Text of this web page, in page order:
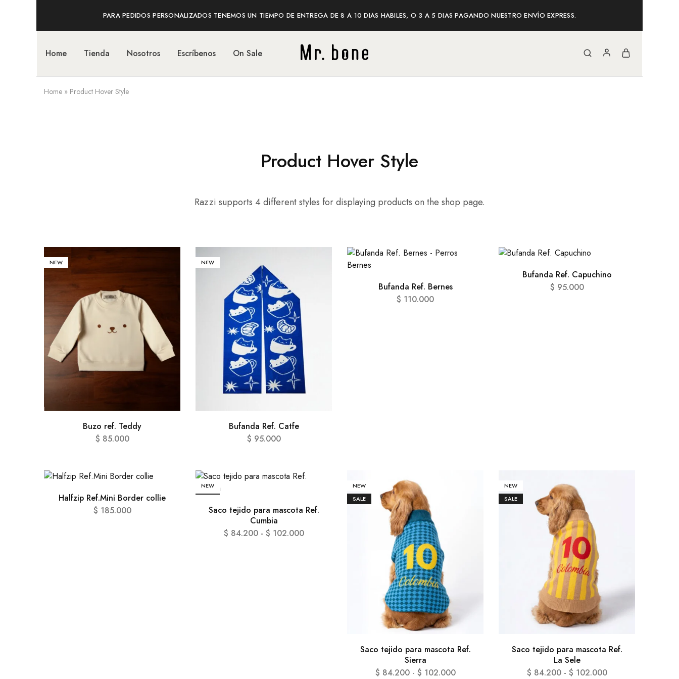
PARA PEDIDOS PERSONALIZADOS TENEMOS UN TIEMPO DE ENTREGA DE 8 A 10 DIAS HABILES, O 3 A 5 DIAS PAGANDO NUESTRO ENVÍO EXPRESS.
Home Tienda Nosotros Escríbenos On Sale Mr
Mr
Home » Product Hover Style
Product Hover Style
Razzi supports 4 different styles for displaying products on the shop page.
NEW
Buzo ref. Teddy
$ 85.000
NEW
Bufanda Ref. Catfe
$ 95.000
Bufanda Ref. Bernes
$ 110.000
Bufanda Ref. Capuchino
$ 95.000
Halfzip Ref.Mini Border collie
$ 185.000
NEW
Saco tejido para mascota Ref.
Cumbia
$ 84.200 - $ 102.000
NEW
SALE
Saco tejido para mascota Ref.
Sierra
$ 84.200 - $ 102.000
NEW
SALE
Saco tejido para mascota Ref.
La Sele
$ 84.200 - $ 102.000